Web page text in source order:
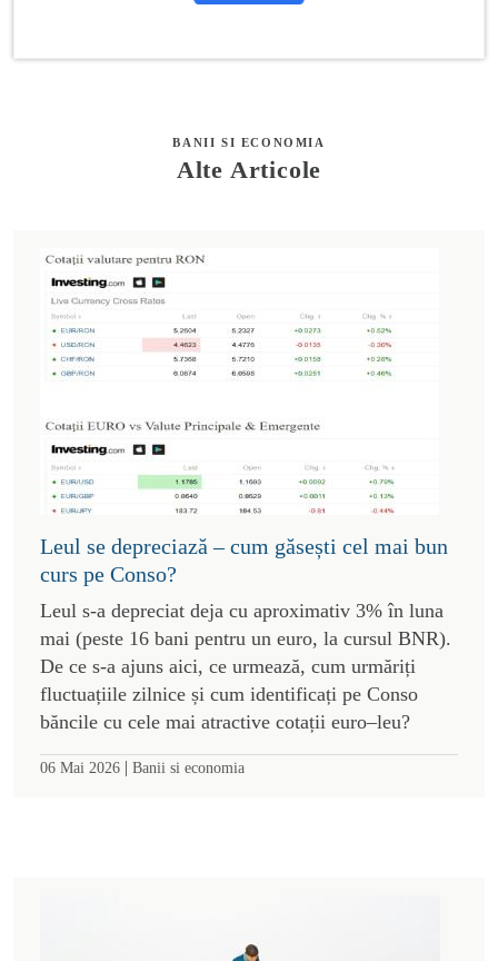
BANII SI ECONOMIA
Alte Articole
Leul se depreciază – cum găsești cel mai bun
curs pe Conso?
Leul s-a depreciat deja cu aproximativ 3% în luna
mai (peste 16 bani pentru un euro, la cursul BNR).
De ce s-a ajuns aici, ce urmează, cum urmăriți
fluctuațiile zilnice și cum identificați pe Conso
băncile cu cele mai atractive cotații euro–leu?
06 Mai 2026 | Banii si economia